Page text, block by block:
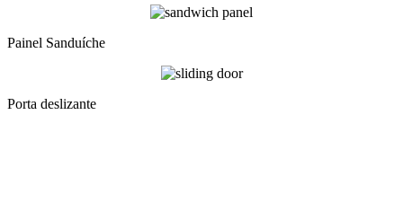
Painel Sanduíche
Porta deslizante